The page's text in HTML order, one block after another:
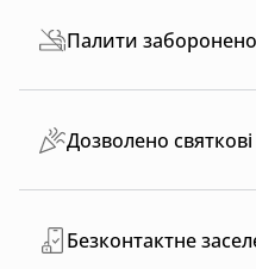
Палити заборонено
Дозволено
Безконтактне